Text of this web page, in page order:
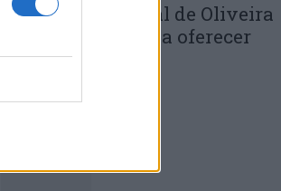
Câmara Municipal de Oliveira
do Hospital volta a oferecer
cadernos de...